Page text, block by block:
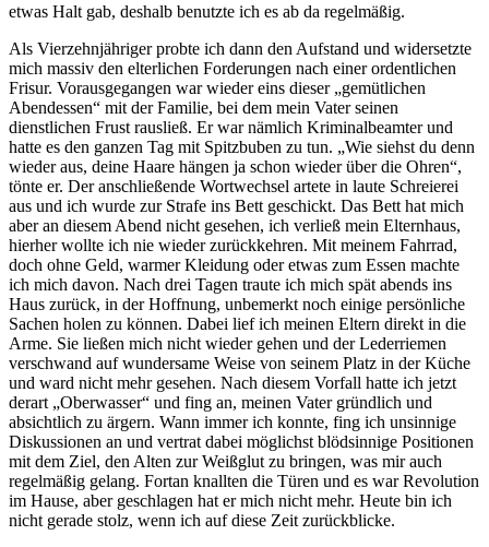
etwas Halt gab, deshalb benutzte ich es ab da regelmäßig.
Als Vierzehnjähriger probte ich dann den Aufstand und widersetzte
mich massiv den elterlichen Forderungen nach einer ordentlichen
Frisur. Vorausgegangen war wieder eins dieser
gemütlichen
Abendessen
mit der Familie, bei dem mein Vater seinen
dienstlichen Frust rausließ. Er war nämlich Kriminalbeamter und
hatte es den ganzen Tag mit Spitzbuben zu tun.
Wie siehst du denn
wieder aus, deine Haare hängen ja schon wieder über die Ohren ,
tönte er. Der anschließende Wortwechsel artete in laute Schreierei
aus und ich wurde zur Strafe ins Bett geschickt. Das Bett hat mich
aber an diesem Abend nicht gesehen, ich verließ mein Elternhaus,
hierher wollte ich nie wieder zurückkehren. Mit meinem Fahrrad,
doch ohne Geld, warmer Kleidung oder etwas zum Essen machte
ich mich davon. Nach drei Tagen traute ich mich spät abends ins
Haus zurück, in der Hoffnung, unbemerkt noch einige persönliche
Sachen holen zu können. Dabei lief ich meinen Eltern direkt in die
Arme. Sie ließen mich nicht wieder gehen und der Lederriemen
verschwand auf wundersame Weise von seinem Platz in der Küche
und ward nicht mehr gesehen. Nach diesem Vorfall hatte ich jetzt
derart
Oberwasser
und fing an, meinen Vater gründlich und
absichtlich zu ärgern. Wann immer ich konnte, fing ich unsinnige
Diskussionen an und vertrat dabei möglichst blödsinnige Positionen
mit dem Ziel, den Alten zur Weißglut zu bringen, was mir auch
regelmäßig gelang. Fortan knallten die Türen und es war Revolution
im Hause, aber geschlagen hat er mich nicht mehr. Heute bin ich
nicht gerade stolz, wenn ich auf diese Zeit zurückblicke.